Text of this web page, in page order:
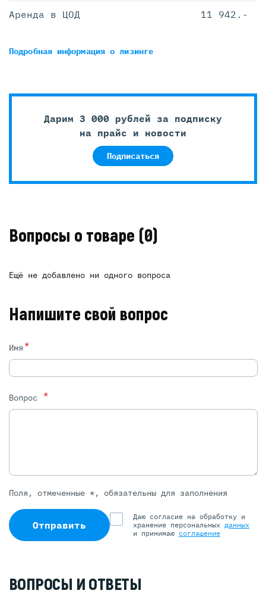
Аренда в ЦОД 11 942.-
Подробная информацияо лизинге
Дарим 3 000 рублей за подписку
на прайс и новости
Подписаться
Вопросы о товаре (0)
Ещё не добавлено ни одного вопроса
Напишите свой вопрос
Имя*
Вопрос *
Поля, отмеченные *, обязательны для заполнения
Отправить
Даю согласие на обработку и
хранение персональных данных
и принимаю соглашение
ВОПРОСЫ И ОТВЕТЫ